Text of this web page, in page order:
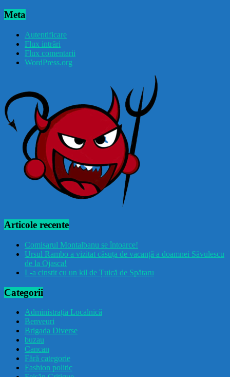
Meta
Autentificare
Flux intrări
Flux comentarii
WordPress.org
Articole recente
Comisarul Montalbanu se întoarce!
Ursul Rambo a vizitat căsuța de vacanță a doamnei Săvulescu
de la Ojasca!
L-a cinstit cu un kil de Țuică de Spătaru
Categorii
Administrația Localnică
Benveuri
Brigada Diverse
buzau
Cancan
Fără categorie
Fashion politic